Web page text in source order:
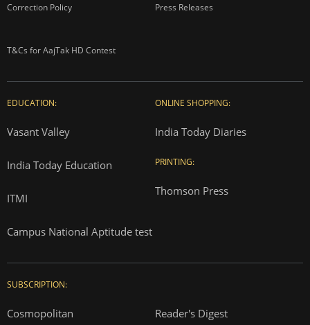
Correction Policy Press Releases
T&Cs for AajTak HD Contest
EDUCATION:
Vasant Valley
India Today Education
ITMI
Campus National Aptitude test
ONLINE SHOPPING:
India Today Diaries
PRINTING:
Thomson Press
SUBSCRIPTION:
Cosmopolitan Reader's Digest